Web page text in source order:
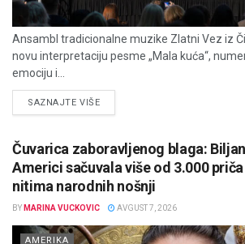
Ansambl tradicionalne muzike Zlatni Vez iz
novu interpretaciju pesme „Mala kuća“,
emociju i...
SAZNAJTE VIŠEDETAILS
Čuvarica zaboravljenog blaga:
Americi sačuvala više od 3.000
nitima narodnih nošnji
BY MARINA VUCKOVIC AVGUST 7, 2026
AMERIKA